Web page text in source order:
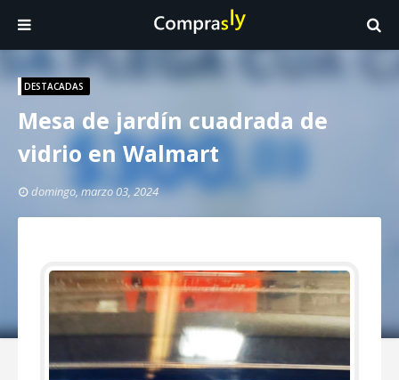
DESTACADAS
Mesa de jardín cuadrada de
vidrio en Walmart
domingo, marzo 03, 2024